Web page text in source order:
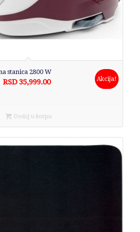
stanica 2800 W
RSD 35,999.00Trenutna
RSD35,999.00.
Akcija!
Dodaj u korpu